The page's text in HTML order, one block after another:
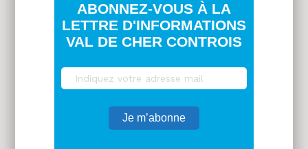
ABONNEZ-VOUS À LA
LETTRE D'INFORMATIONS
VAL DE CHER CONTROIS